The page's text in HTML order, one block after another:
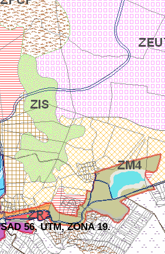
56, UTM, ZONA 19.